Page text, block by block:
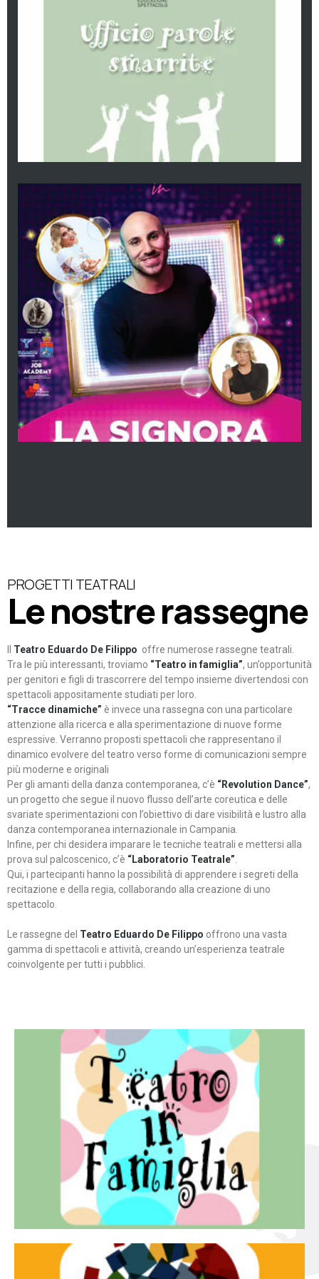
PROGETTI TEATRALI
Le nostre rassegne
Teatro Eduardo De Filippo offre numerose rassegne teatrali.
Tra le più interessanti, troviamo “Teatro in famiglia”, un’opportunità
per genitori e figli di trascorrere del tempo insieme divertendosi con
spettacoli appositamente studiati per loro.
“Tracce dinamiche” è invece una rassegna con una particolare
attenzione alla ricerca e alla sperimentazione di nuove forme
espressive. Verranno proposti spettacoli che rappresentano il
dinamico evolvere del teatro verso forme di comunicazioni sempre
più moderne e originali
Per gli amanti della danza contemporanea, c’è “Revolution Dance”,
un progetto che segue il nuovo flusso dell’arte coreutica e delle
svariate sperimentazioni con l’obiettivo di dare visibilità e lustro alla
danza contemporanea internazionale in Campania.
Infine, per chi desidera imparare le tecniche teatrali e mettersi alla
prova sul palcoscenico, c’è “Laboratorio Teatrale”
Qui, i partecipanti hanno la possibilità di apprendere i segreti della
recitazione e della regia, collaborando alla creazione di uno
spettacolo.
Le rassegne del Teatro Eduardo De Filippo offrono una vasta
gamma di spettacoli e attività, creando un’esperienza teatrale
coinvolgente per tutti i pubblici.
Teatro in famiglia
Teatro In Famiglia è una rassegna di teatro concepita
per far condividere e godere del teatro all’intera
famiglia.
Continua